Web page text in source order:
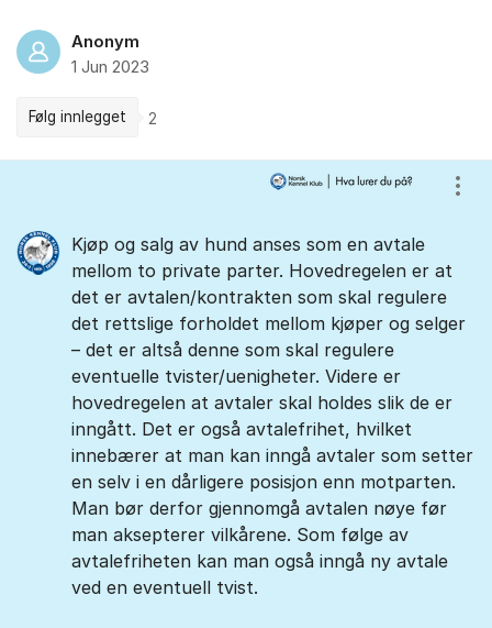
Anonym
1 Jun 2023
Følg innlegget 2
Kjøp og salg av hund anses som en avtale
mellom to private parter. Hovedregelen er at
det er avtalen/kontrakten som skal regulere
det rettslige forholdet mellom kjøper og selger
– det er altså denne som skal regulere
eventuelle tvister/uenigheter. Videre er
hovedregelen at avtaler skal holdes slik de er
inngått. Det er også avtalefrihet, hvilket
innebærer at man kan inngå avtaler som setter
en selv i en dårligere posisjon enn motparten.
Man bør derfor gjennomgå avtalen nøye før
man aksepterer vilkårene. Som følge av
avtalefriheten kan man også inngå ny avtale
ved en eventuell tvist.
Vis/